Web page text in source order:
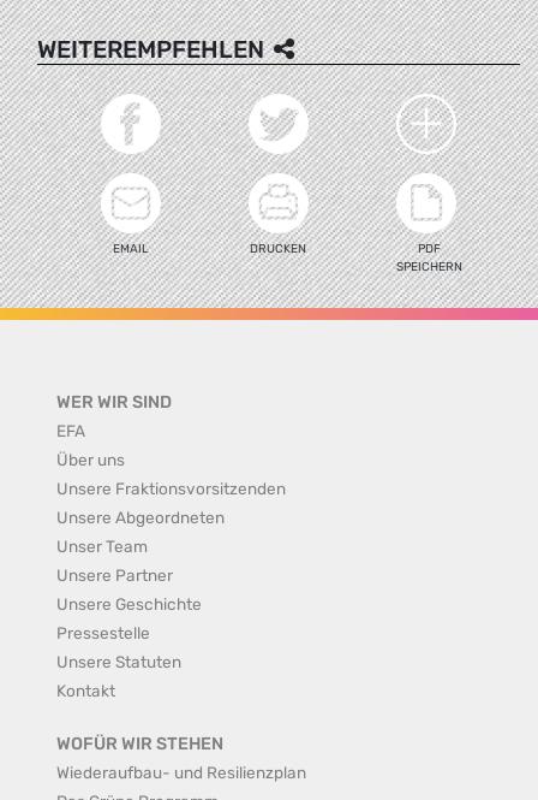
WEITEREMPFEHLEN
EMAIL DRUCKEN
PDF
SPEICHERN
WER WIR SIND
EFA
Über uns
Unsere Fraktionsvorsitzenden
Unsere Abgeordneten
Unser Team
Unsere Partner
Unsere Geschichte
Pressestelle
Unsere Statuten
Kontakt
WOFÜR WIR STEHEN
Wiederaufbau- und Resilienzplan